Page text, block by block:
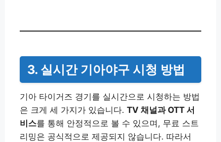
3. 실시간 기아야구 시청 방법
기아 타이거즈 경기를 실시간으로 시청하는 방법
은 크게 세 가지가 있습니다. TV 채널과 OTT 서
비스를 통해 안정적으로 볼 수 있으며, 무료 스트
리밍은 공식적으로 제공되지 않습니다. 따라서